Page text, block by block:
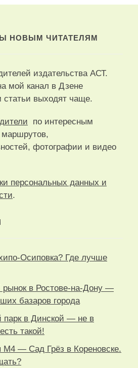
НОВЫМ ЧИТАТЕЛЯМ
издательства АСТ.
мой канал в Дзене
статьи выходят чаще.
по интересным
фотографии и видео
персональных данных и
.
Осиповка? Где лучше
рынок в Ростове-на-Дону —
базаров города
парк в Динской — не в
такой!
М4 — Сад Грёз в Кореновске.